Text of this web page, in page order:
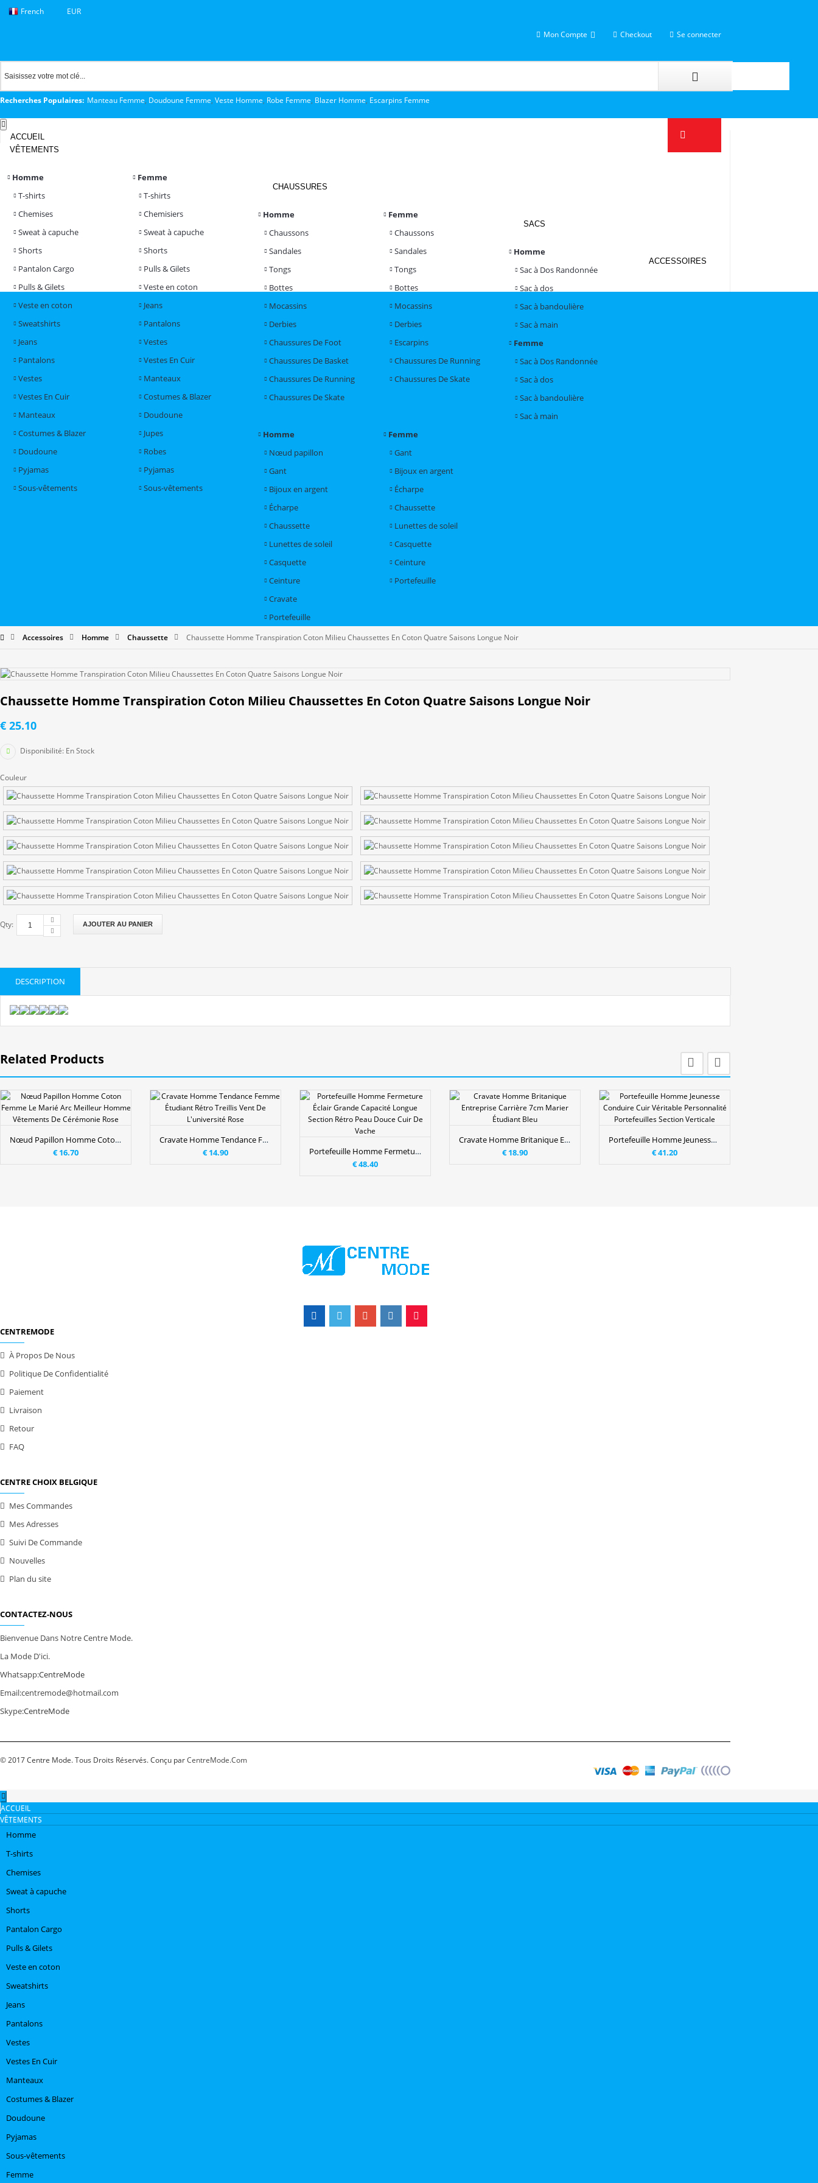
French EUR
Mon Compte Checkout Se connecter
Recherches Populaires: Manteau Femme, Doudoune Femme, Veste Homme, Robe Femme, Blazer Homme, Escarpins Femme
ACCUEIL
VÊTEMENTS
Homme
T-shirts
Chemises
Sweat à capuche
Shorts
Pantalon Cargo
Pulls & Gilets
Veste en coton
Sweatshirts
Jeans
Pantalons
Vestes
Vestes En Cuir
Manteaux
Costumes & Blazer
Doudoune
Pyjamas
Sous-vêtements
Femme
T-shirts
Chemisiers
Sweat à capuche
Shorts
Pulls & Gilets
Veste en coton
Jeans
Pantalons
Vestes
Vestes En Cuir
Manteaux
Costumes & Blazer
Doudoune
Jupes
Robes
Pyjamas
Sous-vêtements
CHAUSSURES
Homme
Chaussons
Sandales
Tongs
Bottes
Mocassins
Derbies
Chaussures De Foot
Chaussures De Basket
Chaussures De Running
Chaussures De Skate
Femme
Chaussons
Sandales
Tongs
Bottes
Mocassins
Derbies
Escarpins
Chaussures De Running
Chaussures De Skate
SACS
Homme
Sac à Dos Randonnée
Sac à dos
Sac à bandoulière
Sac à main
Femme
Sac à Dos Randonnée
Sac à dos
Sac à bandoulière
Sac à main
ACCESSOIRES
Homme
Nœud papillon
Gant
Bijoux en argent
Écharpe
Chaussette
Lunettes de soleil
Casquette
Ceinture
Cravate
Portefeuille
Femme
Gant
Bijoux en argent
Écharpe
Chaussette
Lunettes de soleil
Casquette
Ceinture
Portefeuille
Accessoires Homme Chaussette Chaussette Homme Transpiration Coton Milieu Chaussettes En Coton Quatre Saisons Longue Noir
Chaussette Homme Transpiration Coton Milieu Chaussettes En Coton Quatre Saisons Longue Noir
€ 25.10
Disponibilité: En Stock
Couleur
Qty: AJOUTER AU PANIER
DESCRIPTION
Related Products
Nœud Papillon Homme Coton Femme Le Marié Arc Meilleur Homme Vêtements De Cérémonie Rose
€ 16.70
Cravate Homme Tendance Femme Étudiant Rétro Treillis Vent De L'université Rose
€ 14.90
Portefeuille Homme Fermeture Éclair Grande Capacité Longue Section Rétro Peau Douce Cuir De Vache
€ 48.40
Cravate Homme Britanique Entreprise Carrière 7cm Marier Étudiant Bleu
€ 18.90
Portefeuille Homme Jeunesse Conduire Cuir Véritable Personnalité Portefeuilles Section Verticale
€ 41.20
CENTREMODE
À Propos De Nous
Politique De Confidentialité
Paiement
Livraison
Retour
FAQ
CENTRE CHOIX BELGIQUE
Mes Commandes
Mes Adresses
Suivi De Commande
Nouvelles
Plan du site
CONTACTEZ-NOUS
Bienvenue Dans Notre Centre Mode.
La Mode D'ici.
Whatsapp:CentreMode
Email:centremode@hotmail.com
Skype:CentreMode
© 2017 Centre Mode. Tous Droits Réservés. Conçu parCentreMode.Com
ACCUEIL
VÊTEMENTS
Homme
T-shirts
Chemises
Sweat à capuche
Shorts
Pantalon Cargo
Pulls & Gilets
Veste en coton
Sweatshirts
Jeans
Pantalons
Vestes
Vestes En Cuir
Manteaux
Costumes & Blazer
Doudoune
Pyjamas
Sous-vêtements
Femme